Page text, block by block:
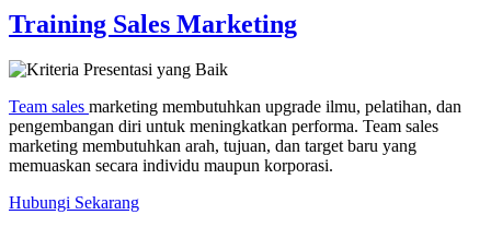
Training Sales Marketing
Team sales marketing membutuhkan upgrade ilmu, pelatihan, dan
pengembangan diri untuk meningkatkan performa. Team sales
marketing membutuhkan arah, tujuan, dan target baru yang
memuaskan secara individu maupun korporasi.
Hubungi Sekarang